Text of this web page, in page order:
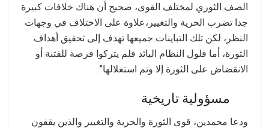
الصف الثوري لمختلف القوى، صحيح أن هناك خلافات كبيرة
جدا تضرب الحرية والتغيير،علاوة على الاختلاف في وجهات
النظر، لكن تلك التباينات جميعها تهدف إلى تحقيق أهداف
الثورة، أما فلول النظام البائد فلم يتركوا فرصة للفتنة أو
الانقضاض على الثورة إلا وتم استغلالها”.
مسؤولية تاريخية
ودعا محمدين، قوى الثورة والحرية والتغيير والذين يقفون